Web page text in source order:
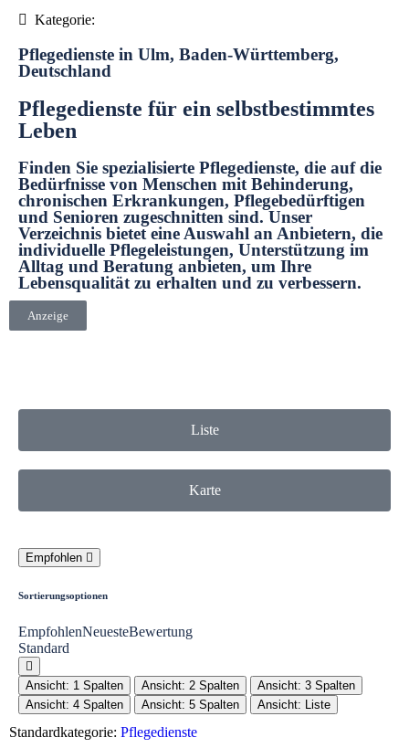
Kategorie:
Pflegedienste in Ulm, Baden-Württemberg,
Deutschland
Pflegedienste für ein selbstbestimmtes
Leben
Finden Sie spezialisierte Pflegedienste, die auf die
Bedürfnisse von Menschen mit Behinderung,
chronischen Erkrankungen, Pflegebedürftigen
und Senioren zugeschnitten sind. Unser
Verzeichnis bietet eine Auswahl an Anbietern, die
individuelle Pflegeleistungen, Unterstützung im
Alltag und Beratung anbieten, um Ihre
Lebensqualität zu erhalten und zu verbessern.
Anzeige
Liste
Karte
Empfohlen
Sortierungsoptionen
EmpfohlenNeuesteBewertung
Standard
Ansicht: 1 Spalten Ansicht: 2 Spalten
Ansicht: 3 Spalten
Ansicht: 4 Spalten
Ansicht: 5 Spalten Ansicht: Liste
Standardkategorie: Pflegedienste